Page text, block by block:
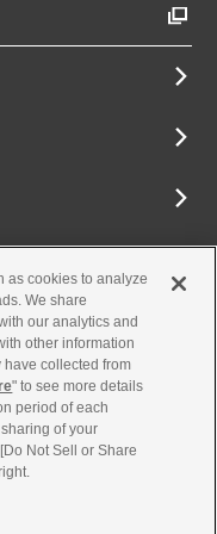
as cookies to analyze
We share
our analytics and
other information
have collected from
" to see more details
period of each
of your
Not Sell or Share